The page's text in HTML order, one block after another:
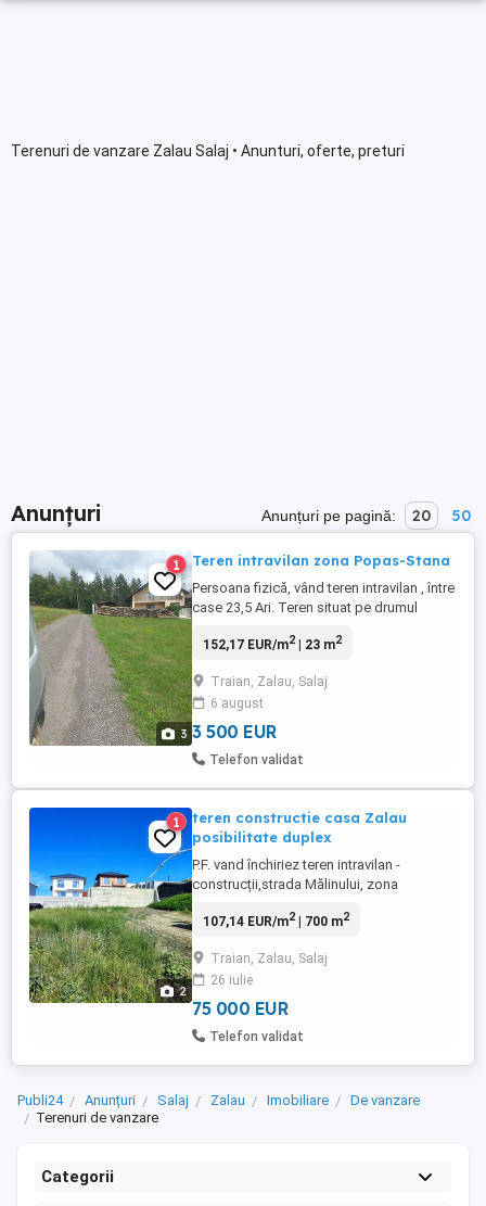
Terenuri de vanzare Zalau Salaj • Anunturi, oferte, preturi
Anunțuri Anunțuri pe pagină: 20 50
3
1 Teren intravilan zona Popas-Stana
Persoana fizică, vând teren intravilan , între
case 23,5 Ari. Teren situat pe drumul
la aproximativ 1500 m de Popas. Frontul
Prețul este de 3500 Eur Ar
152,17 EUR/m2| 23 m2
Traian, Zalau, Salaj
6 august
3 500 EUR
Telefon validat
2
1
teren constructie casa Zalau
posibilitate duplex
P.F. vand închiriez teren intravilan -
construcții,strada Mălinului, zona
aproape de centru. Situat intre case
toate
utilitatile:apa,gaz,curent,canalizare,fibra
optica, asfalt si ingradit din 3 parti. Nivelat
107,14 EUR/m2| 700 m2
Traian, Zalau, Salaj
26 iulie
75 000 EUR
Telefon validat
Publi24 Anunțuri Salaj Zalau Imobiliare
De vanzare
Terenuri de vanzare
Categorii